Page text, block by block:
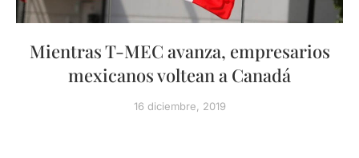
Mientras T-MEC avanza, empresarios
mexicanos voltean a Canadá
16 diciembre, 2019